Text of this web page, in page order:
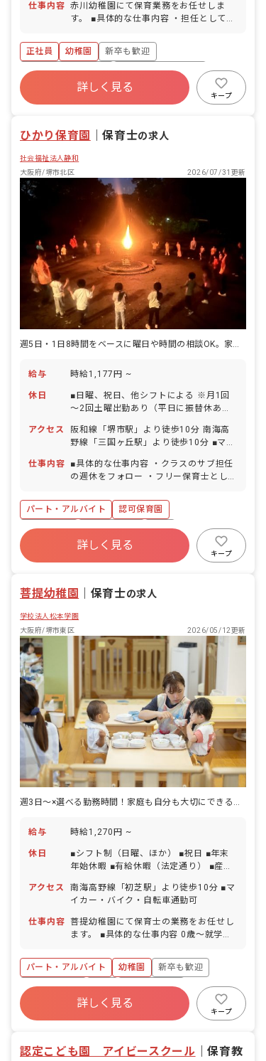
（駐輪場あり）
仕事内容 赤川幼稚園にて保育業務をお任せしま
す。 ■具体的な仕事内容 ・担任としてク
はフリーの先生として、午後は預かり保
育を担当していただきます。
正社員 幼稚園
新卒も歓迎
ボーナス・賞与あり
年間休日120日以上
社会保険完備
有給
福利厚生充実
詳しく見る
キープ
ひかり保育園 ｜保育士の求人
社会福祉法人静和
大阪府/堺市北区
2026/07/31更新
週5日・1日8時間をベースに曜日や時間の相談OK。家庭との両立も応援♪
給与 時給1,177円 ~
休日
■日曜、祝日、他シフトによる ※月1回
～2回土曜出勤あり（平日に振替休あ
暇（12/29～1/3） ■有給休暇（取得率
100％／半日単位での取得可／5日以上
の連休相談OK） ■産前産後・育児休暇
アクセス
阪和線「堺市駅」より徒歩10分 南海高
野線「三国ヶ丘駅」より徒歩10分 ■マイ
場あり、駐車場月10,000円）
仕事内容
■具体的な仕事内容 ・クラスのサブ担任
の週休をフォロー ・フリー保育士として
パート・アルバイト
認可保育園
新卒も歓迎
社会保険完備
有給
産休育休制度
社会福祉法人
車通勤可
詳しく見る
キープ
菩提幼稚園 保育士の求人
学校法人松本学園
大阪府/堺市東区
2026/05/12更新
週3日～×選べる勤務時間！家庭も自分も大切にできる働き方、はじめませんか？
給与 時給1,270円 ~
休日
■シフト制（日曜、ほか） ■祝日 ■年末
年始休暇 ■有給休暇（法定通り） ■産前
休暇
アクセス
南海高野線「初芝駅」より徒歩10分 ■マ
イカー・バイク・自転車通勤可
仕事内容 菩提幼稚園にて保育士の業務をお任せし
ます。 ■具体的な仕事内容 0歳～就学前
をお願いします。 ＜具体的な業務＞ ・
登園／健康チェック、朝の受け⼊れ ・遊
びや散歩、製作／⾳楽／絵本などの活動
・給⾷やお昼寝、排せつなどの援助 ・⽇
誌や連絡帳の記⼊ ・⾏事の企画／準備／
パート・アルバイト 幼稚園
新卒も歓迎
社会保険完備
有給
福利厚生充実
残業少なめ
昇給昇進あり
詳しく見る
キープ
認定こども園 アイビースクール ｜保育教